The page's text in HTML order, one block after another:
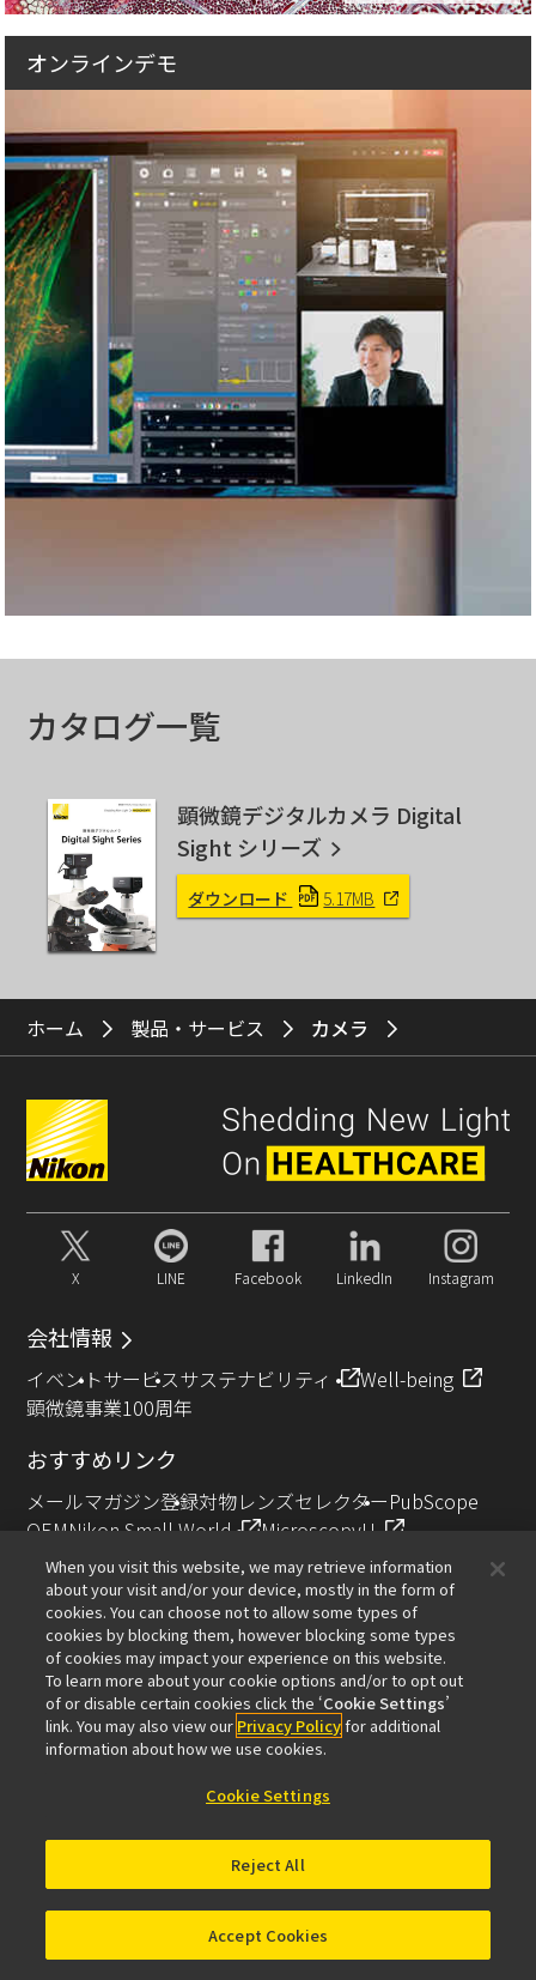
オンラインデモ
カタログ一覧
顕微鏡デジタルカメラ Digital
Sight シリーズ
ダウンロード 5.17MB
ホーム 製品・サービス カメラ
X LINE Facebook LinkedIn Instagram
会社情報
イベントサービスサステナビリティ
Well-being
顕微鏡事業100周年
おすすめリンク
メールマガジン登録対物レンズセレクターPubScope
OEMNikon Small World
MicroscopyU
NIKON JOICO AWARD
その他のニコン製品
カメラ・双眼鏡関連製品（ニコンイメージング）
インダストリー製品（インダストリアルソリューション
ズ事業）
半導体露光装置（半導体装置事業）
個人情報保護について
© 2026 Nikon Solutions Co., Ltd.
When you visit this website, we may retrieve information
about your visit and/or your device, mostly in the form of
cookies. You can choose not to allow some types of
cookies by blocking them, however blocking some types
of cookies may impact your experience on this website.
To learn more about your cookie options and/or to opt out
of or disable certain cookies click the ‘Cookie Settings’
link. You may also view our Privacy Policyfor additional
information about how we use cookies.
Cookie Settings
Reject All
Accept Cookies